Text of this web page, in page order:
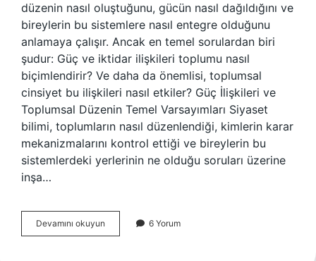
düzenin nasıl oluştuğunu, gücün nasıl dağıldığını ve
bireylerin bu sistemlere nasıl entegre olduğunu
anlamaya çalışır. Ancak en temel sorulardan biri
şudur: Güç ve iktidar ilişkileri toplumu nasıl
biçimlendirir? Ve daha da önemlisi, toplumsal
cinsiyet bu ilişkileri nasıl etkiler? Güç İlişkileri ve
Toplumsal Düzenin Temel Varsayımları Siyaset
bilimi, toplumların nasıl düzenlendiği, kimlerin karar
mekanizmalarını kontrol ettiği ve bireylerin bu
sistemlerdeki yerlerinin ne olduğu soruları üzerine
inşa…
Devamını okuyun
varsayımlar
6 Yorum